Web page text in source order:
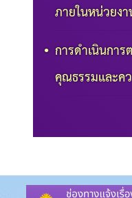
ภายในหน่วยง
การดำเนินกา
คุณธรรมและค